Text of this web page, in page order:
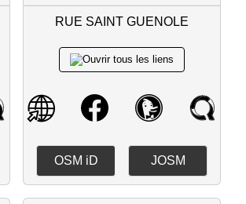
RUE SAINT GUENOLE
OSM iD JOSM